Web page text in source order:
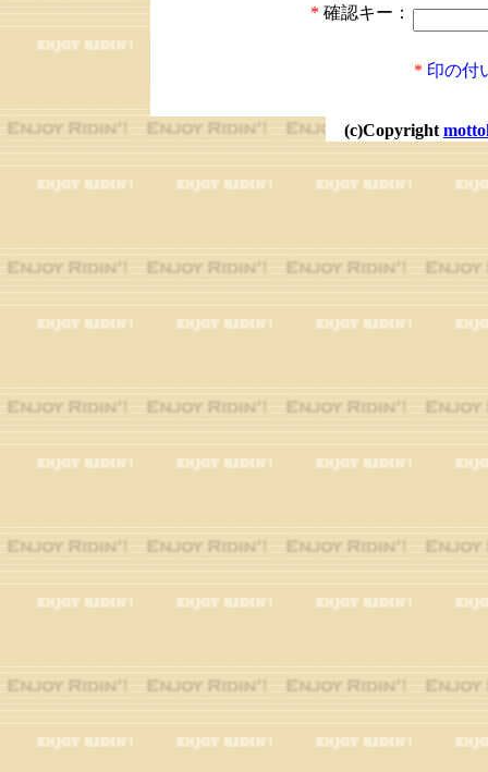
* 確認キー：
* 印の付
(c)Copyright